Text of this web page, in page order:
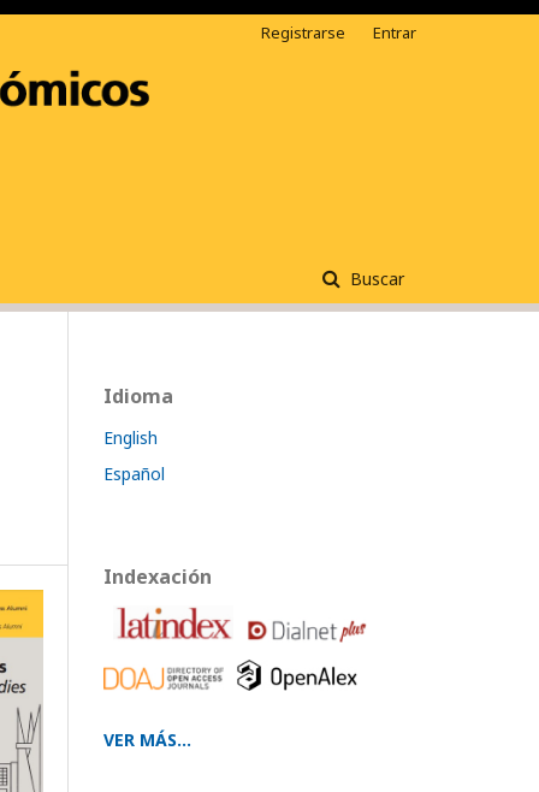
Buscar
Registrarse Entrar
Idioma
English
Español
Indexación
VER MÁS...